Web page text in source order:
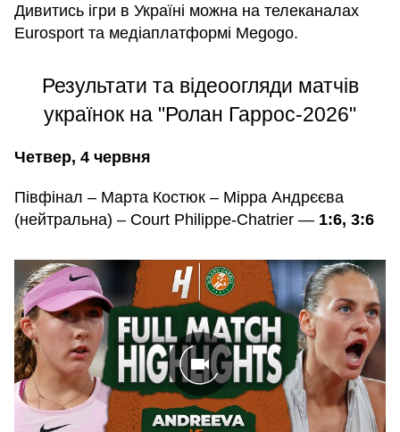
Дивитись ігри в Україні можна на телеканалах
Eurosport та медіаплатформі Megogo.
Результати та відеоогляди матчів
українок на "Ролан Гаррос-2026"
Четвер, 4 червня
Півфінал – Марта Костюк – Мірра Андрєєва
(нейтральна) – Court Philippe-Chatrier — 1:6, 3:6